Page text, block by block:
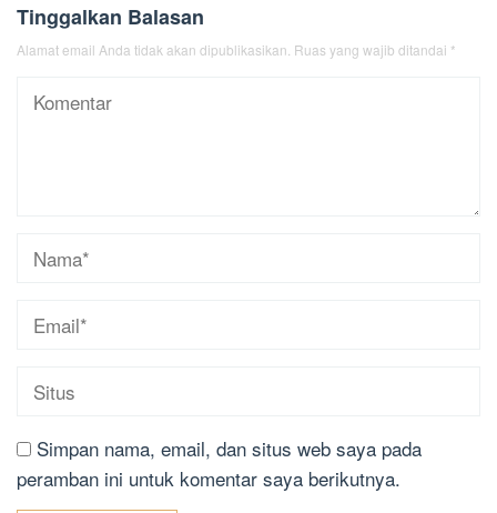
Tinggalkan Balasan
Alamat email Anda tidak akan dipublikasikan. Ruas yang wajib ditandai *
Simpan nama, email, dan situs web saya pada
peramban ini untuk komentar saya berikutnya.